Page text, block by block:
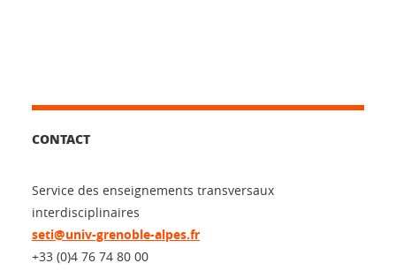
CONTACT
Service des enseignements transversaux
interdisciplinaires
seti@univ-grenoble-alpes.fr
+33 (0)4 76 74 80 00